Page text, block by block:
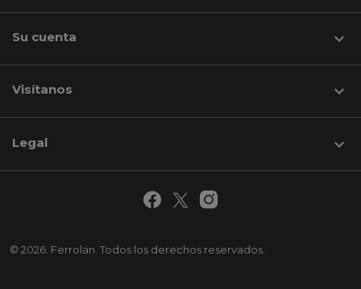
Su cuenta 
Visítanos keyboard_arrow_down
© 2026. Ferrolan. Todos los derechos reservados.
Legal 